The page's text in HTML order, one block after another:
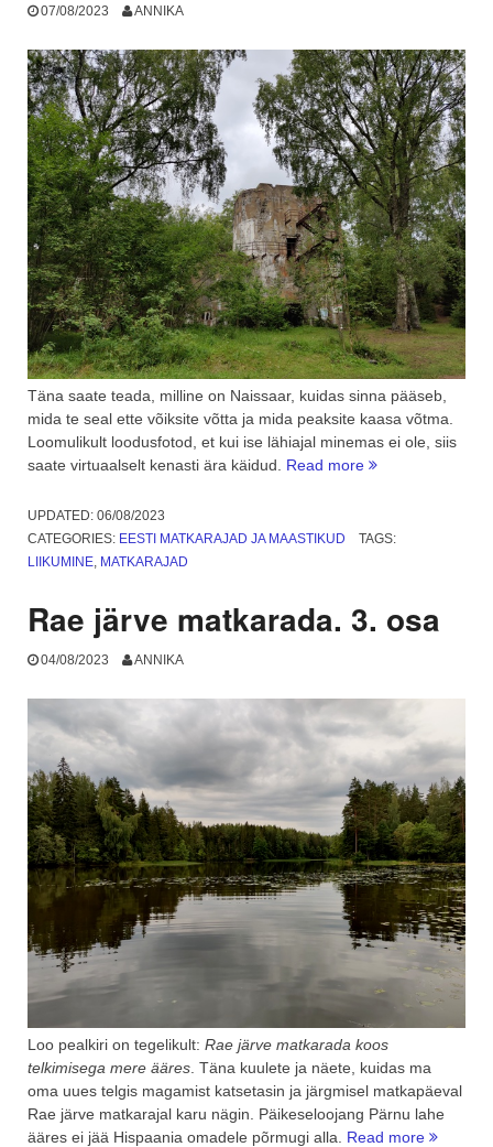
07/08/2023 ANNIKA
Täna saate teada, milline on Naissaar, kuidas sinna pääseb,
mida te seal ette võiksite võtta ja mida peaksite kaasa võtma.
Loomulikult loodusfotod, et kui ise lähiajal minemas ei ole, siis
saate virtuaalselt kenasti ära käidud. Read more “Eestimaa
militaarsed
UPDATED: 06/08/2023
CATEGORIES: EESTI MATKARAJAD JA MAASTIKUD
TAGS:
LIIKUMINE MATKARAJAD
Rae järve matkarada. 3. osa
04/08/2023 ANNIKA
Loo pealkiri on tegelikult: Rae järve matkarada koos
telkimisega mere ääres . Täna kuulete ja näete, kuidas ma
oma uues telgis magamist katsetasin ja järgmisel matkapäeval
Rae järve matkarajal karu nägin. Päikeseloojang Pärnu lahe
ääres ei jää Hispaania omadele põrmugi alla. Read more “Rae